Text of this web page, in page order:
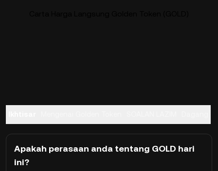
Apakah perasaan anda tentang GOLD hari
ini?